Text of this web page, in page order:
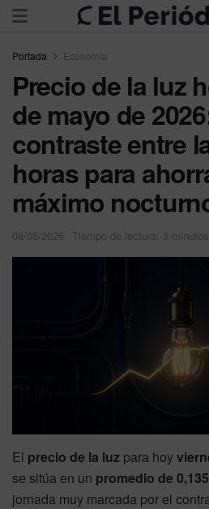
Portada Economía
Precio de la luz
de mayo de
contraste entre
horas para
máximo
08/05/2026 Tiempo de lectura: 3 minutos
El precio de la luz para hoy
se sitúa en un promedio de
jornada muy marcada por el